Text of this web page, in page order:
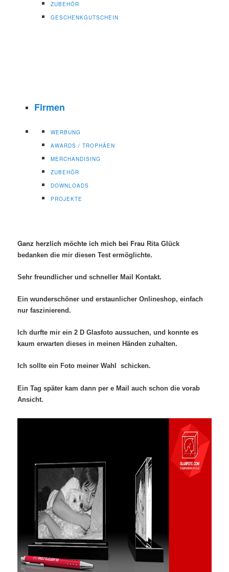
ZUBEHÖR
GESCHENKGUTSCHEIN
Firmen
WERBUNG
AWARDS / TROPHÄEN
MERCHANDISING
ZUBEHÖR
DOWNLOADS
PROJEKTE
Ganz herzlich möchte ich mich bei FrauRita Glück
bedanken die mir diesen Test ermöglichte.
Sehr freundlicher und schneller Mail Kontakt.
Ein wunderschöner und erstaunlicher Onlineshop, einfach
nur faszinierend.
Ich durfte mir ein 2 D Glasfoto aussuchen, und konnte es
kaum erwarten dieses in meinen Händen zuhalten.
Ich sollte ein Foto meiner Wahl schicken.
Ein Tag später kam dann per e Mail auch schon die vorab
Ansicht.